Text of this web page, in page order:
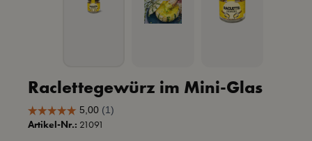
Raclettegewürz im Mini-Glas
Artikel-Nr.: 21091